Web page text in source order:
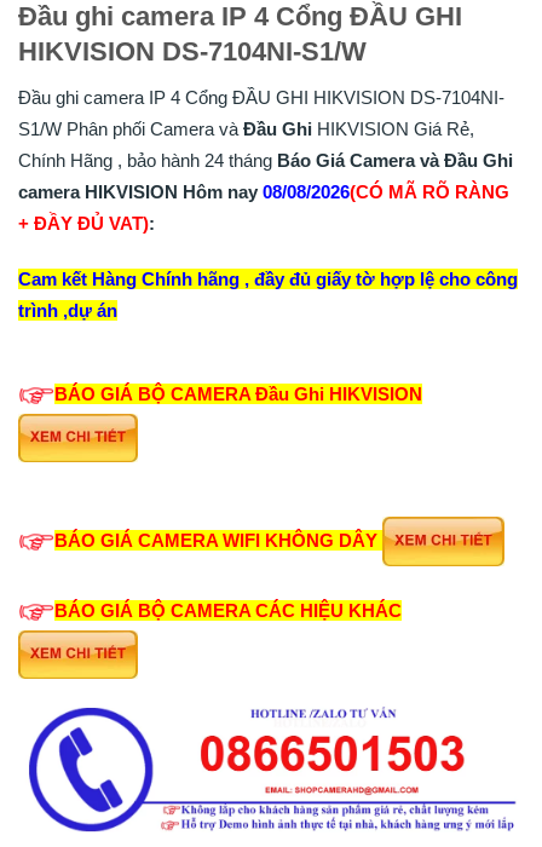
Đầu ghi camera IP 4 Cổng ĐẦU GHI
HIKVISION DS-7104NI-S1/W
Đầu ghi camera IP 4 Cổng ĐẦU GHI HIKVISION DS-7104NI-
S1/W Phân phối Camera và Đầu Ghi HIKVISION Giá Rẻ,
Chính Hãng , bảo hành 24 tháng Báo Giá Camera và Đầu Ghi
camera HIKVISION Hôm nay 08/08/2026(CÓ MÃ RÕ RÀNG
+ ĐẦY ĐỦ VAT):
Cam kết Hàng Chính hãng , đầy đủ giấy tờ hợp lệ cho công
trình ,dự án
BÁO GIÁ BỘ CAMERA Đầu Ghi HIKVISION
BÁO GIÁ CAMERA WIFI KHÔNG DÂY
BÁO GIÁ BỘ CAMERA CÁC HIỆU KHÁC